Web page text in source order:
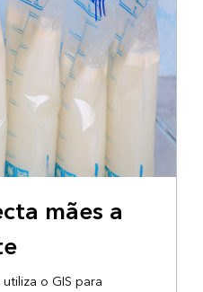
mães a
o GIS para